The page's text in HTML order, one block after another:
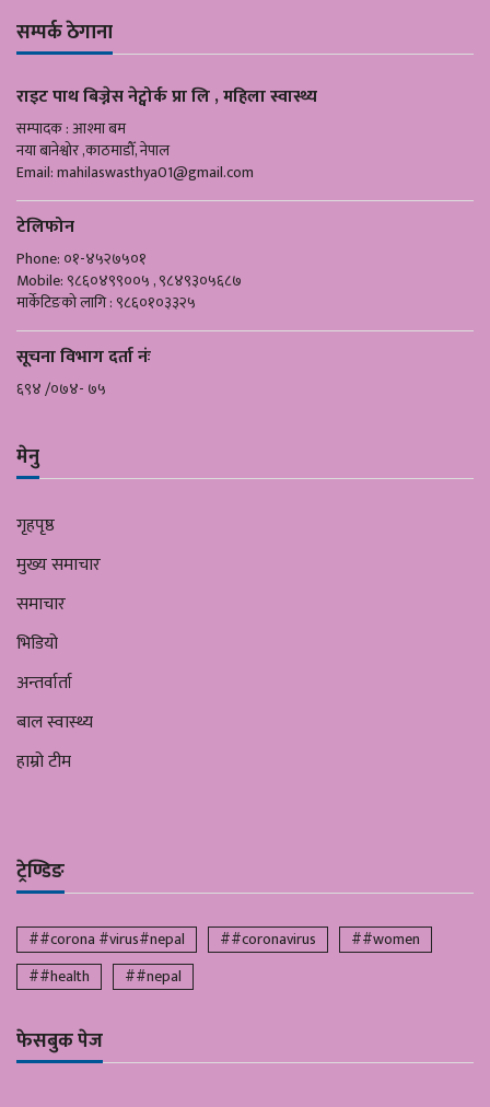
सम्पर्क ठेगाना
राइट पाथ बिज्नेस नेट्वोर्क प्रा लि , महिला स्वास्थ्य
सम्पादक : आश्मा बम
नया बानेश्वोर ,काठमाडौँ, नेपाल
Email:mahilaswasthya01@gmail.com
टेलिफोन
Phone: ०१-४५२७५०१
Mobile: ९८६०४९९००५ , ९८४९३०५६८७
मार्केटिङको लागि : ९८६०१०३३२५
सूचना विभाग दर्ता नंः
६९४ /०७४- ७५
मेनु
गृहपृष्ठ
मुख्य समाचार
समाचार
भिडियो
अन्तर्वार्ता
बाल स्वास्थ्य
हाम्रो टीम
ट्रेण्डिङ
##corona #virus#nepal ##coronavirus
##women
##health
##nepal
फेसबुक पेज